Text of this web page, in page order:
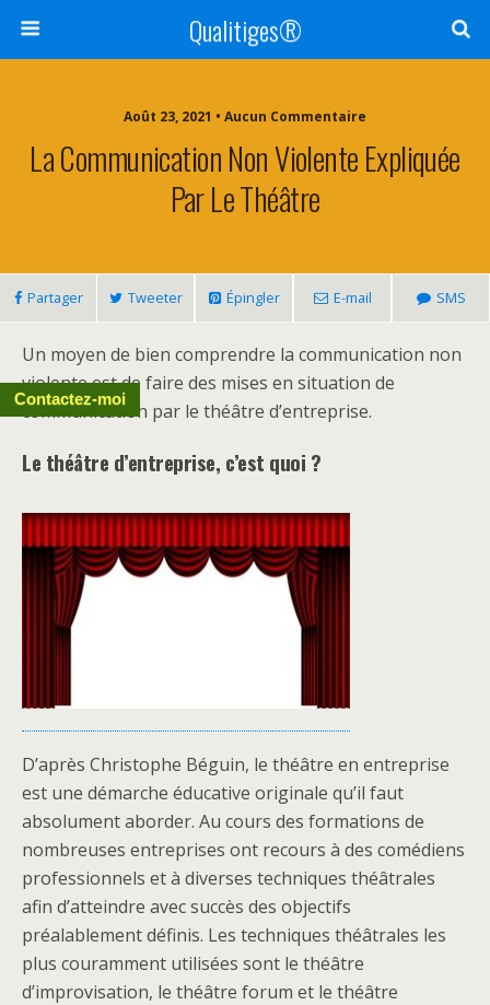
Qualitiges®
Août 23, 2021 • Aucun Commentaire
La Communication Non Violente Expliquée
Par Le Théâtre
Partager Tweeter Épingler E-mail SMS
Un moyen de bien comprendre la communication non
violente est de faire des mises en situation de
communication par le théâtre d’entreprise.
Le théâtre d’entreprise, c’est quoi ?
D’après Christophe Béguin, le théâtre en entreprise
est une démarche éducative originale qu’il faut
absolument aborder. Au cours des formations de
nombreuses entreprises ont recours à des comédiens
professionnels et à diverses techniques théâtrales
afin d’atteindre avec succès des objectifs
préalablement définis. Les techniques théâtrales les
plus couramment utilisées sont le théâtre
d’improvisation, le théâtre forum et le théâtre
Contactez-moi